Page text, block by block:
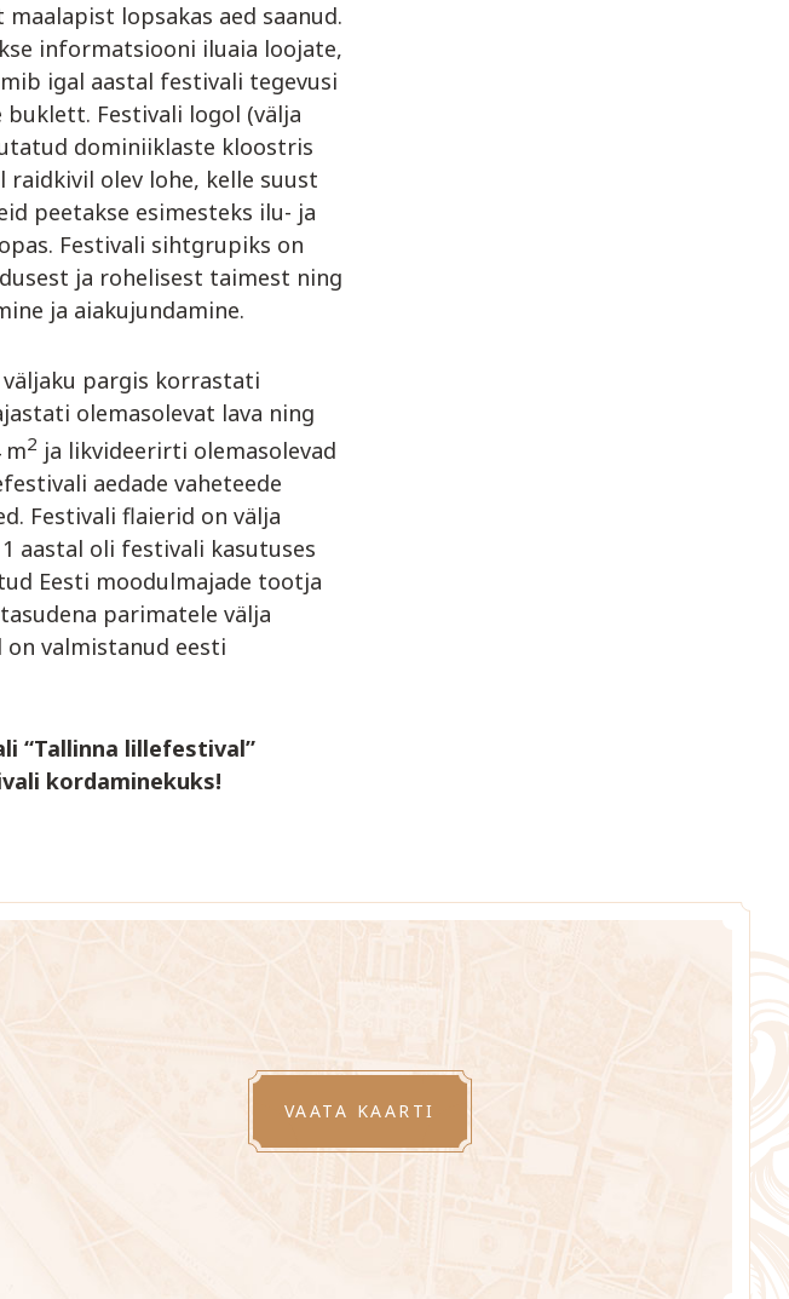
lopsakas aed saanud.
informatsiooni iluaia loojate,
igal aastal festivali tegevusi
Festivali logol (välja
dominiiklaste kloostris
raidkivil olev lohe, kelle suust
peetakse esimesteks ilu- ja
Festivali sihtgrupiks on
ja rohelisest taimest ning
ja aiakujundamine.
pargis korrastati
olemasolevat lava ning
m2 ja likvideerirti olemasolevad
aedade vaheteede
Festivali flaierid on välja
aastal oli festivali kasutuses
Eesti moodulmajade tootja
parimatele välja
valmistanud eesti
“Tallinna lillefestival”
kordaminekuks!
VAATA KAARTI